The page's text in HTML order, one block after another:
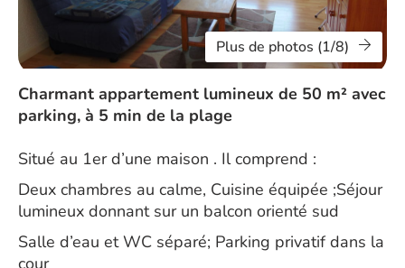
Plus de photos (1/8)
Charmant appartement lumineux de 50 m² avec
parking, à 5 min de la plage
Situé au 1er d’une maison . Il comprend :
Deux chambres au calme, Cuisine équipée ;Séjour
lumineux donnant sur un balcon orienté sud
Salle d’eau et WC séparé; Parking privatif dans la
cour